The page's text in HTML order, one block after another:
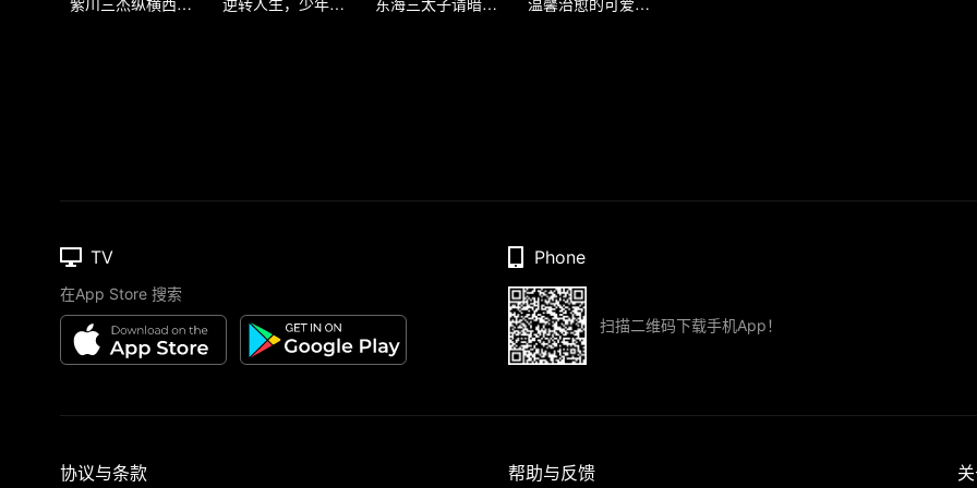
TV
在App Store 搜索
Phone
扫描二维码下载手机App！
协议与条款 帮助与反馈